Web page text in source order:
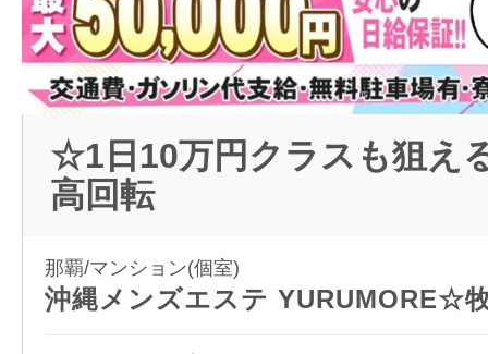
☆1日10万円クラスも狙え
高回転
那覇/マンション(個室)
沖縄メンズエステ YURUMORE☆